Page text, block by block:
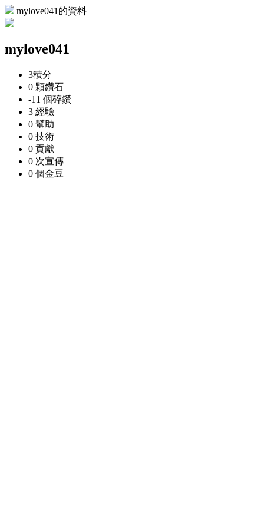
mylove041的資料
mylove041
3積分
0 顆鑽石
-11 個碎鑽
3 經驗
0 幫助
0 技術
0 貢獻
0 次宣傳
0 個金豆